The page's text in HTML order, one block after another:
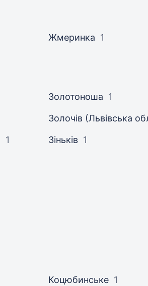
Жмеринка 1
1
Золотоноша 1
Золочів (Львівська
Зіньків 1
Коцюбинське 1